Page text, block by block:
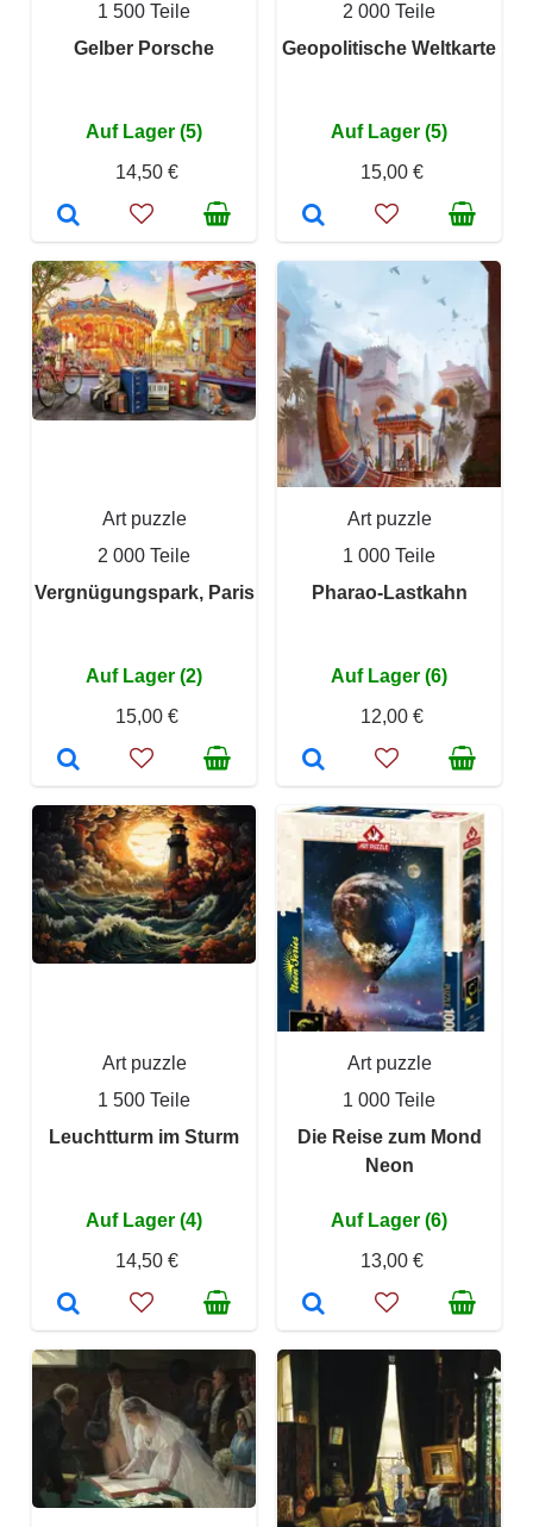
1 500 Teile
Gelber Porsche
Auf Lager (5)
14,50 €
2 000 Teile
Geopolitische Weltkarte
Auf Lager (5)
15,00 €
Art puzzle
2 000 Teile
Vergnügungspark, Paris
Auf Lager (2)
15,00 €
Art puzzle
1 000 Teile
Pharao-Lastkahn
Auf Lager (6)
12,00 €
Art puzzle
1 500 Teile
Leuchtturm im Sturm
Auf Lager (4)
14,50 €
Art puzzle
1 000 Teile
Die Reise zum Mond
Neon
Auf Lager (6)
13,00 €